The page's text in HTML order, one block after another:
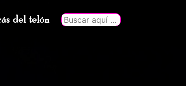
del telón
Buscar